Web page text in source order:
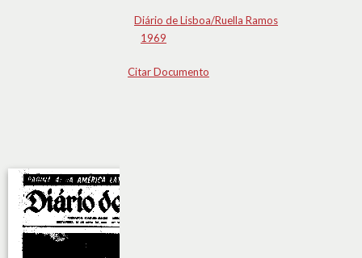
Diário de Lisboa/Ruella Ramos
1969
Citar Documento